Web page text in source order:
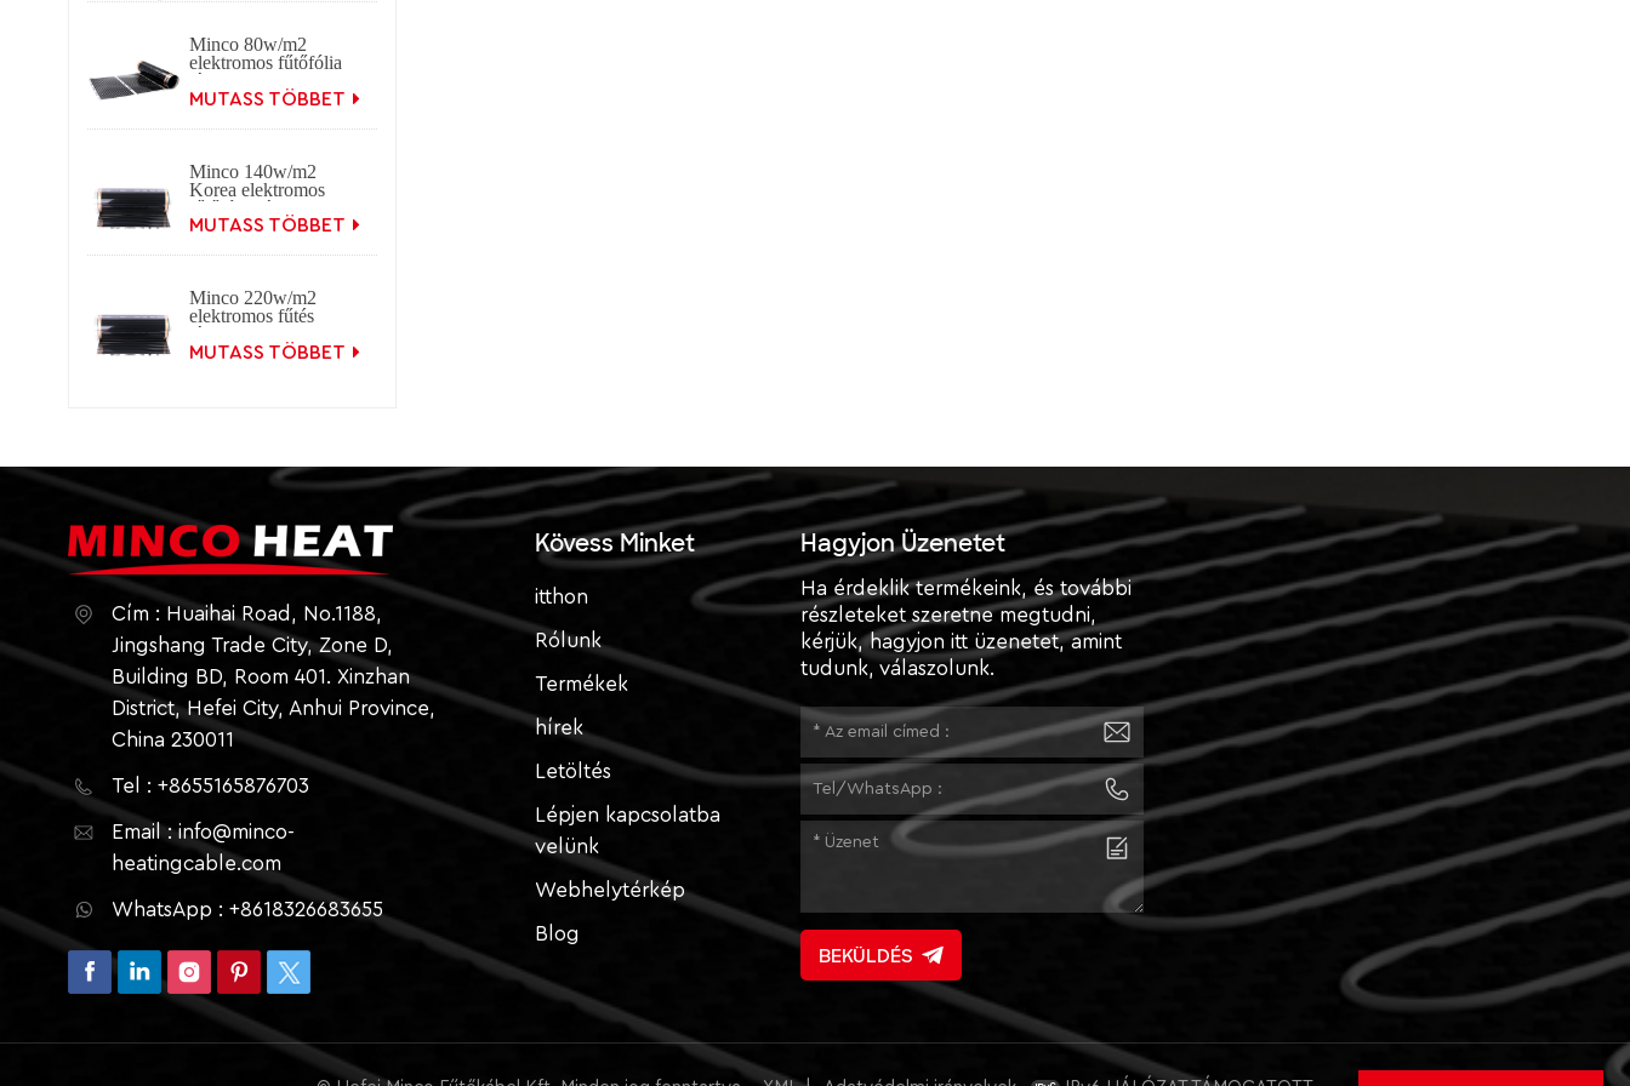
Minco 80w/m2
elektromos fűtőfólia
távoli infravörös
szén
MUTASS TÖBBET
Minco 140w/m2
Korea elektromos
fűtőfólia távoli
infravörös szén
MUTASS TÖBBET
Minco 220w/m2
elektromos fűtés
szénfólia
MUTASS TÖBBET
Cím : Huaihai Road, No.1188,
Jingshang Trade City, Zone D,
Building BD, Room 401. Xinzhan
District, Hefei City, Anhui Province,
China 230011
Tel : +8655165876703
Email : info@minco-
heatingcable.com
WhatsApp : +8618326683655
Kövess Minket
itthon
Rólunk
Termékek
hírek
Letöltés
Lépjen kapcsolatba
velünk
Webhelytérkép
Blog
Hagyjon Üzenetet
Ha érdeklik termékeink, és további
részleteket szeretne megtudni,
kérjük, hagyjon itt üzenetet, amint
tudunk, válaszolunk.
BEKÜLDÉS